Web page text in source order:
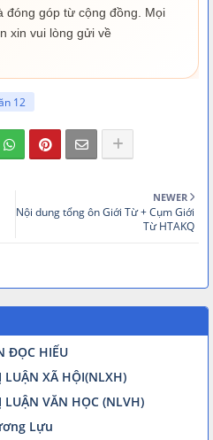
đóng góp từ cộng đồng. Mọi
xin vui lòng gửi về
12
NEWER
Nội dung tổng ôn Giới Từ + Cụm Giới
Từ HTAKQ
ĐỌC HIỂU
LUẬN XÃ HỘI(NLXH)
LUẬN VĂN HỌC (NLVH)
Lựu